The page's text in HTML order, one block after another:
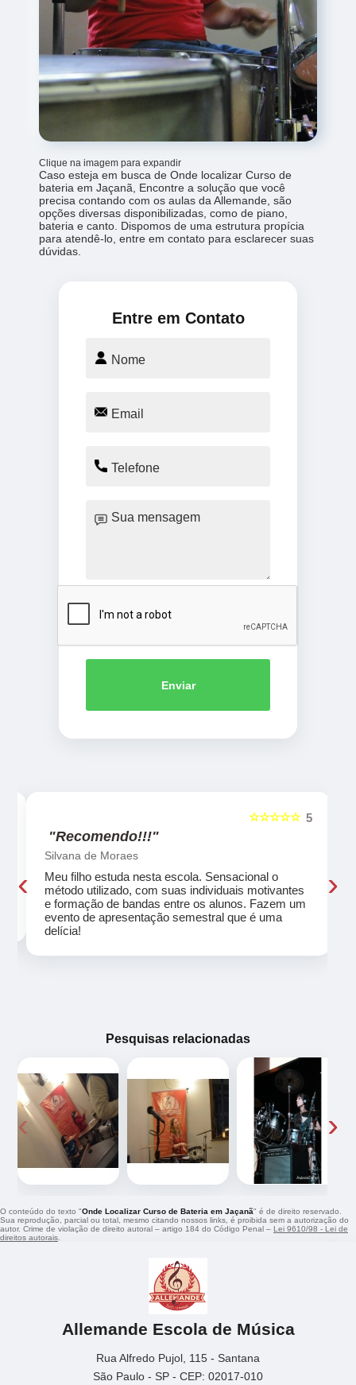
Clique na imagem para expandir
Caso esteja em busca de Onde localizar Curso de
bateria em Jaçanã, Encontre a solução que você
precisa contando com os aulas da Allemande, são
opções diversas disponibilizadas, como de piano,
bateria e canto. Dispomos de uma estrutura propícia
para atendê-lo, entre em contato para esclarecer suas
dúvidas.
Entre em Contato
Enviar
5
☆☆☆☆☆
"Recomendo!!!"
Silvana de Moraes
Meu filho estuda nesta escola. Sensacional o
método utilizado, com suas individuais motivantes
e formação de bandas entre os alunos. Fazem um
evento de apresentação semestral que é uma
delícia!
‹ ›
Pesquisas relacionadas
‹ ›
O conteúdo do texto "Onde Localizar Curso de Bateria em Jaçanã" é de direito reservado.
Sua reprodução, parcial ou total, mesmo citando nossos links, é proibida sem a autorização do
autor. Crime de violação de direito autoral – artigo 184 do Código Penal – Lei 9610/98 - Lei de
direitos autorais
Allemande Escola de Música
Rua Alfredo Pujol, 115 - Santana
São Paulo - SP - CEP: 02017-010